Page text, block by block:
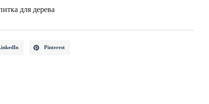
для дерева
Pinterest